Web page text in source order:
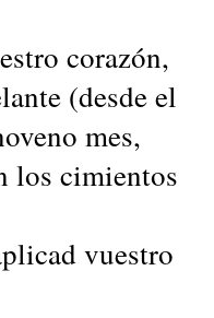
corazón,
(desde el
mes,
los cimientos
vuestro